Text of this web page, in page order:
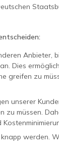
Anbieter,
Dies
greifen zu
unserer
müssen.
werden.